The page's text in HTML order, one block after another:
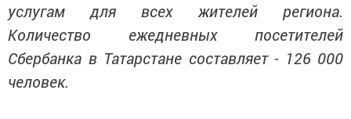
услугам для всех жителей региона.
Количество ежедневных посетителей
Сбербанка в Татарстане составляет - 126 000
человек.